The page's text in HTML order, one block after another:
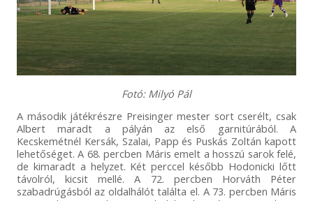
Fotó: Milyó Pál
A második játékrészre Preisinger mester sort cserélt, csak
Albert maradt a pályán az első garnitúrából. A
Kecskemétnél Kersák, Szalai, Papp és Puskás Zoltán kapott
lehetőséget. A 68. percben Máris emelt a hosszú sarok felé,
de kimaradt a helyzet. Két perccel később Hodonicki lőtt
távolról, kicsit mellé. A 72. percben Horváth Péter
szabadrúgásból az oldalhálót találta el. A 73. percben Máris